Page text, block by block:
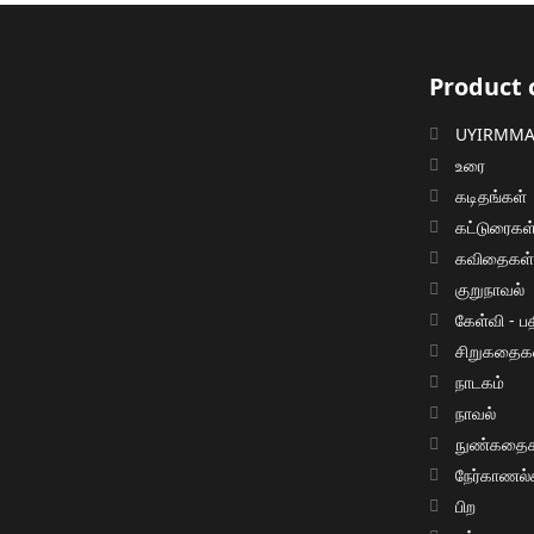
Product
உரை
கடிதங்கள்
கவிதைகள்
குறுநாவல்
கேள்வி -
நாடகம்
நாவல்
பிற